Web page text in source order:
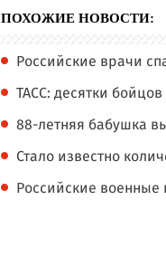
ПОХОЖИЕ НОВОСТИ:
Российские врачи
ТАСС: десятки
88-летняя бабушка
Стало известно
Российские военные